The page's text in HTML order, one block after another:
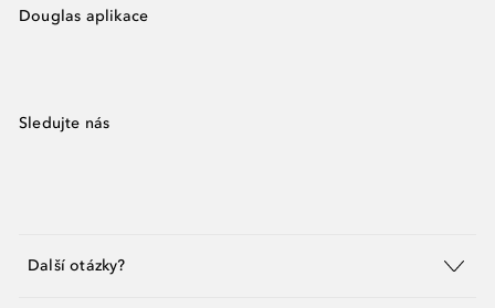
Douglas aplikace
Sledujte nás
Další otázky?